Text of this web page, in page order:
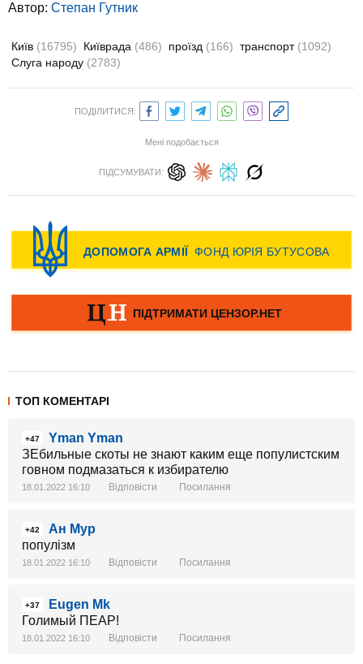
Автор: Степан Гутник
Київ (16795) Київрада (486) проїзд (166) транспорт (1092)
Слуга народу (2783)
ПОДІЛИТИСЯ:
Мені подобається
ПІДСУМУВАТИ:
ТОП КОМЕНТАРІ
+47
Yman Yman
ЗЕбильные скоты не знают каким еще популистским
говном подмазаться к избирателю
18.01.2022 16:10 Відповісти Посилання
+42
Ан Мур
популізм
18.01.2022 16:10 Відповісти Посилання
+37
Eugen Mk
Голимый ПЕАР!
18.01.2022 16:10 Відповісти Посилання